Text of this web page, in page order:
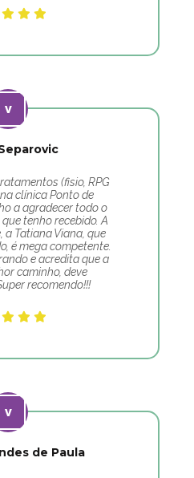
(fisio, RPG
clínica Ponto de
a agradecer todo o
tenho recebido. A
a Tatiana Viana, que
é mega competente.
e acredita que a
caminho, deve
recomendo!!!
de Paula